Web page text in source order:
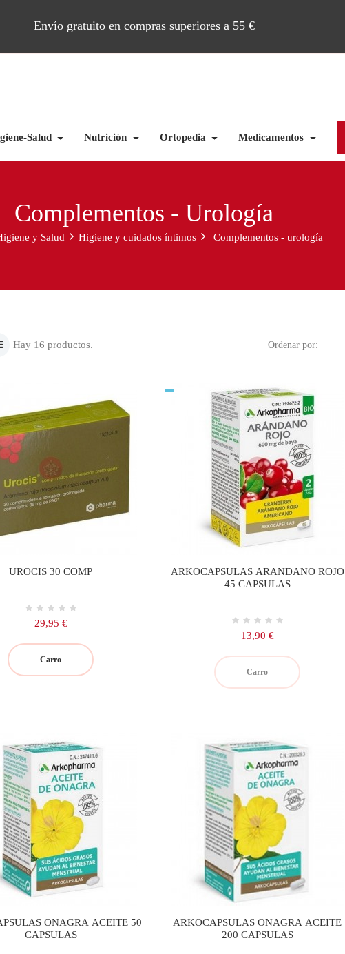
Envío gratuito en compras superiores a 55 €
Salud Nutrición Ortopedia Medicamentos
Complementos - Urología
y Salud Higiene y cuidados íntimos Complementos - urología
Hay 16 productos. Ordenar por:
UROCIS 30 COMP
Precio
29,95 €
Carro
ARKOCAPSULAS ARANDANO ROJO
45 CAPSULAS
Precio
13,90 €
Carro
ONAGRA ACEITE 50
CAPSULAS
ARKOCAPSULAS ONAGRA ACEITE
200 CAPSULAS